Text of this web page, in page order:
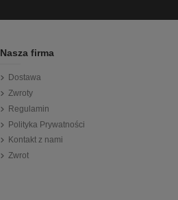
Nasza firma
Dostawa
Zwroty
Regulamin
Polityka Prywatności
Kontakt z nami
Zwrot